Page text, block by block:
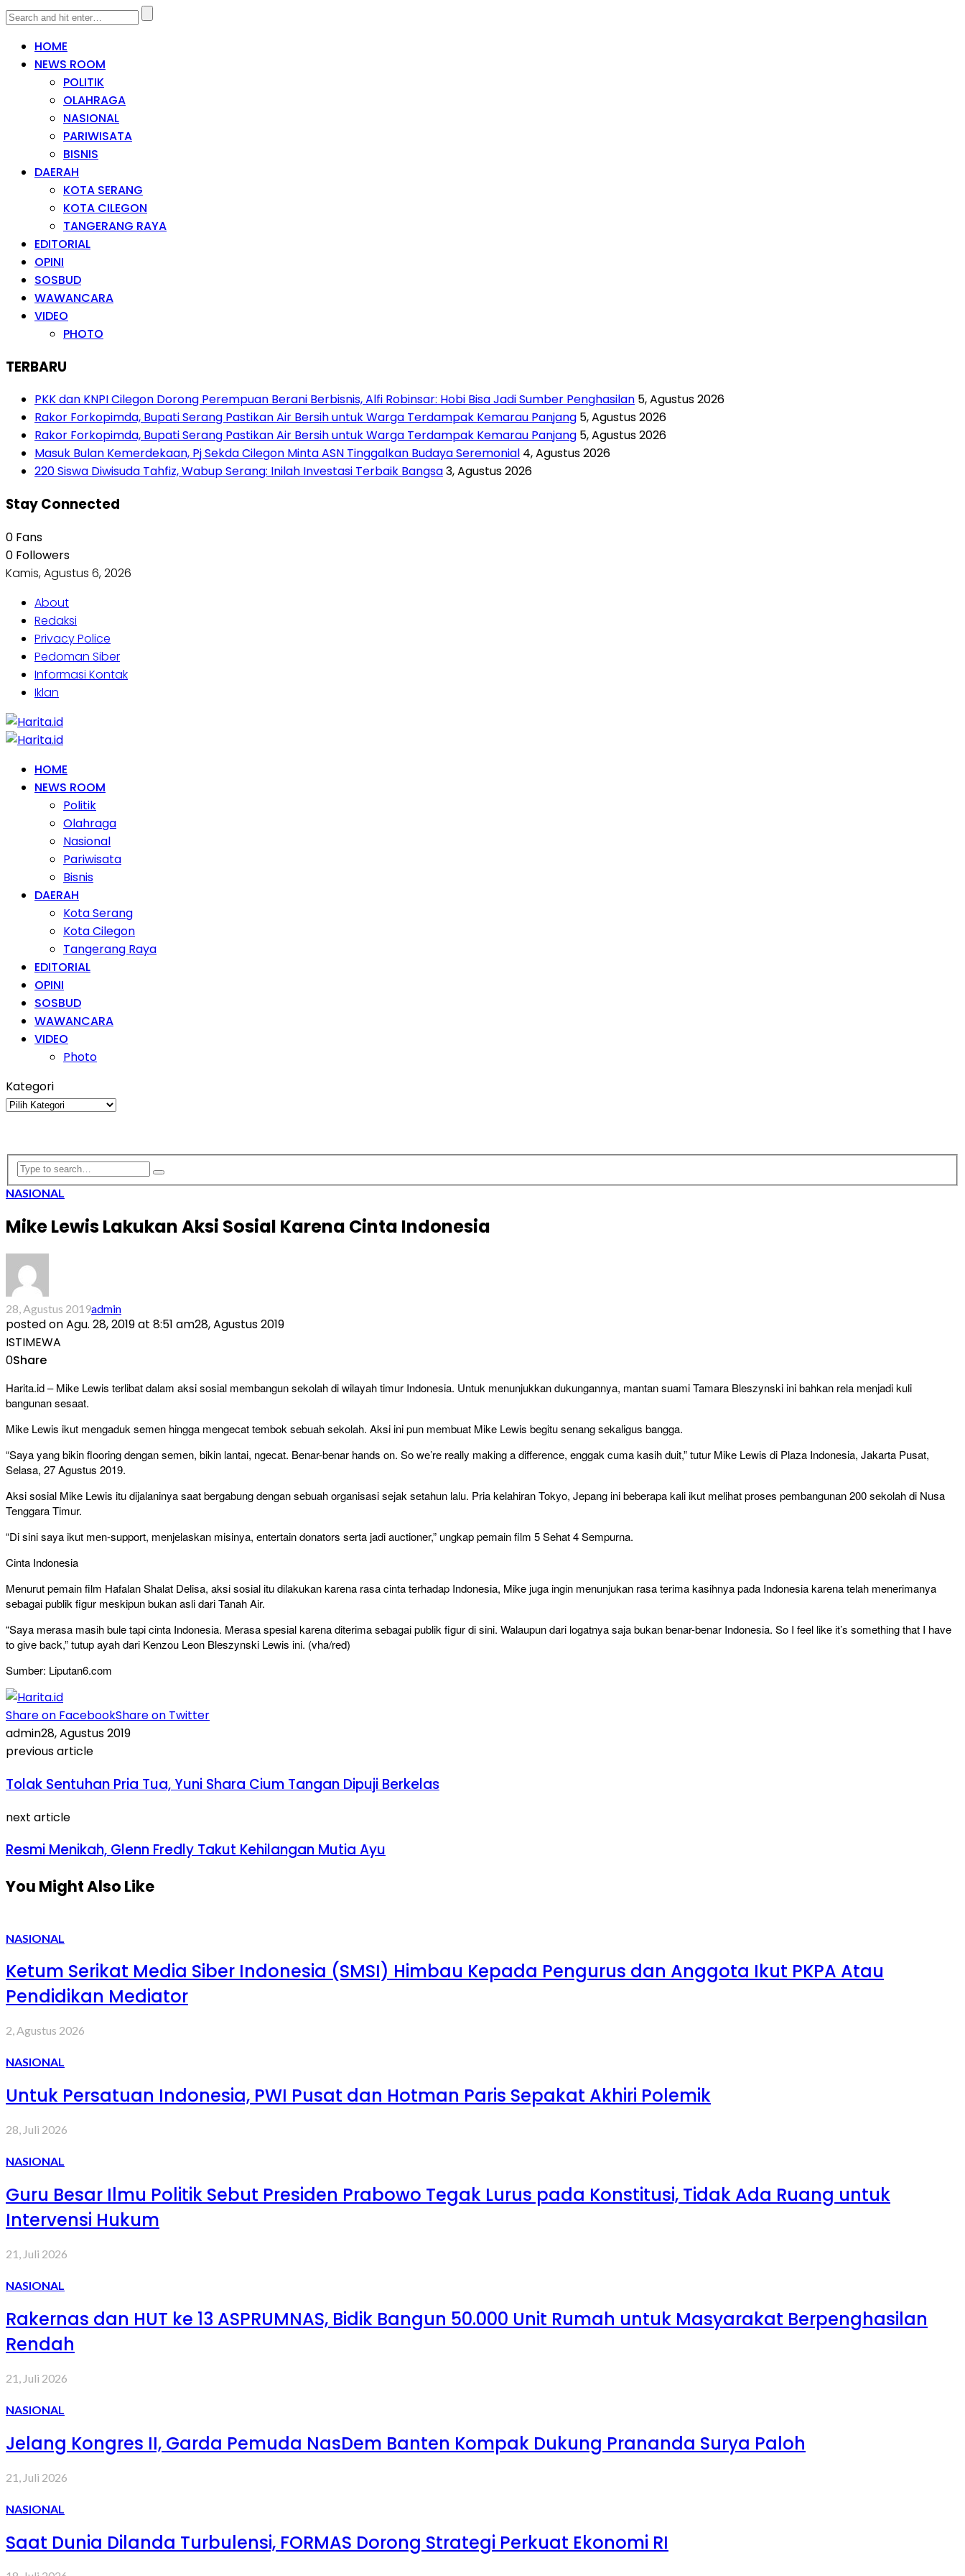
HOME
NEWS ROOM
POLITIK
OLAHRAGA
NASIONAL
PARIWISATA
BISNIS
DAERAH
KOTA SERANG
KOTA CILEGON
TANGERANG RAYA
EDITORIAL
OPINI
SOSBUD
WAWANCARA
VIDEO
PHOTO
TERBARU
PKK dan KNPI Cilegon Dorong Perempuan Berani Berbisnis, Alfi Robinsar: Hobi Bisa Jadi Sumber Penghasilan 5, Agustus 2026
Rakor Forkopimda, Bupati Serang Pastikan Air Bersih untuk Warga Terdampak Kemarau Panjang 5, Agustus 2026
Rakor Forkopimda, Bupati Serang Pastikan Air Bersih untuk Warga Terdampak Kemarau Panjang 5, Agustus 2026
Masuk Bulan Kemerdekaan, Pj Sekda Cilegon Minta ASN Tinggalkan Budaya Seremonial 4, Agustus 2026
220 Siswa Diwisuda Tahfiz, Wabup Serang: Inilah Investasi Terbaik Bangsa3, Agustus 2026
Stay Connected
0 Fans
0 Followers
Kamis, Agustus 6, 2026
About
Redaksi
Privacy Police
Pedoman Siber
Informasi Kontak
Iklan
HOME
NEWS ROOM
Politik
Olahraga
Nasional
Pariwisata
Bisnis
DAERAH
Kota Serang
Kota Cilegon
Tangerang Raya
EDITORIAL
OPINI
SOSBUD
WAWANCARA
VIDEO
Photo
Kategori
Kategori
NASIONAL
Mike Lewis Lakukan Aksi Sosial Karena Cinta Indonesia
28, Agustus 2019admin
posted onAgu. 28, 2019 at 8:51 am28, Agustus 2019
ISTIMEWA
0Share
Harita.id – Mike Lewis terlibat dalam aksi sosial membangun sekolah di wilayah timur Indonesia. Untuk menunjukkan dukungannya, mantan suami Tamara Bleszynski ini bahkan rela menjadi kuli
bangunan sesaat.
Mike Lewis ikut mengaduk semen hingga mengecat tembok sebuah sekolah. Aksi ini pun membuat Mike Lewis begitu senang sekaligus bangga.
“Saya yang bikin flooring dengan semen, bikin lantai, ngecat. Benar-benar hands on. So we’re really making a difference, enggak cuma kasih duit,” tutur Mike Lewis di Plaza Indonesia, Jakarta Pusat,
Selasa, 27 Agustus 2019.
Aksi sosial Mike Lewis itu dijalaninya saat bergabung dengan sebuah organisasi sejak setahun lalu. Pria kelahiran Tokyo, Jepang ini beberapa kali ikut melihat proses pembangunan 200 sekolah di Nusa
Tenggara Timur.
“Di sini saya ikut men-support, menjelaskan misinya, entertain donators serta jadi auctioner,” ungkap pemain film 5 Sehat 4 Sempurna.
Cinta Indonesia
Menurut pemain film Hafalan Shalat Delisa, aksi sosial itu dilakukan karena rasa cinta terhadap Indonesia, Mike juga ingin menunjukan rasa terima kasihnya pada Indonesia karena telah menerimanya
sebagai publik figur meskipun bukan asli dari Tanah Air.
“Saya merasa masih bule tapi cinta Indonesia. Merasa spesial karena diterima sebagai publik figur di sini. Walaupun dari logatnya saja bukan benar-benar Indonesia. So I feel like it’s something that I have
to give back,” tutup ayah dari Kenzou Leon Bleszynski Lewis ini. (vha/red)
Sumber: Liputan6.com
Share on FacebookShare on Twitter
admin28, Agustus 2019
previous article
Tolak Sentuhan Pria Tua, Yuni Shara Cium Tangan Dipuji Berkelas
next article
Resmi Menikah, Glenn Fredly Takut Kehilangan Mutia Ayu
You Might Also Like
NASIONAL
Ketum Serikat Media Siber Indonesia (SMSI) Himbau Kepada Pengurus dan Anggota Ikut PKPA Atau
Pendidikan Mediator
2, Agustus 2026
NASIONAL
Untuk Persatuan Indonesia, PWI Pusat dan Hotman Paris Sepakat Akhiri Polemik
28, Juli 2026
NASIONAL
Guru Besar Ilmu Politik Sebut Presiden Prabowo Tegak Lurus pada Konstitusi, Tidak Ada Ruang untuk
Intervensi Hukum
21, Juli 2026
NASIONAL
Rakernas dan HUT ke 13 ASPRUMNAS, Bidik Bangun 50.000 Unit Rumah untuk Masyarakat Berpenghasilan
Rendah
21, Juli 2026
NASIONAL
Jelang Kongres II, Garda Pemuda NasDem Banten Kompak Dukung Prananda Surya Paloh
21, Juli 2026
NASIONAL
Saat Dunia Dilanda Turbulensi, FORMAS Dorong Strategi Perkuat Ekonomi RI